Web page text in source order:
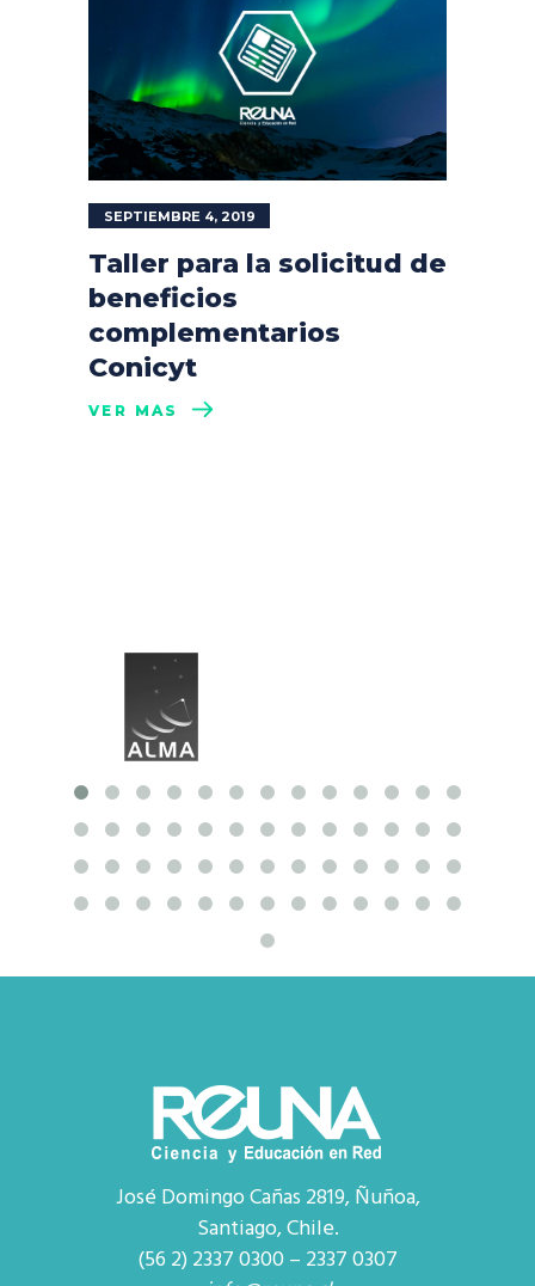
SEPTIEMBRE 4, 2019
Taller para la solicitud de
beneficios
complementarios
Conicyt
VER MÁS
José Domingo Cañas 2819, Ñuñoa,
Santiago, Chile.
(56 2) 2337 0300 – 2337 0307